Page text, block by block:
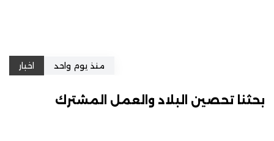
منذ يوم واحد اخبار
بحثنا تحصين البلاد والعمل المشترك